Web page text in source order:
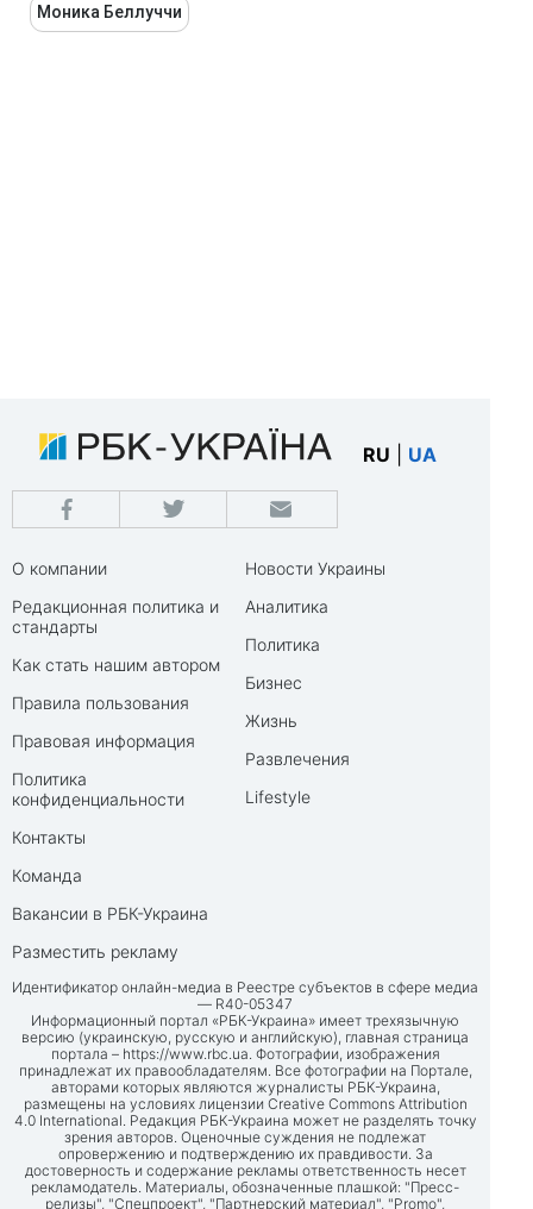
Моника Беллуччи
RU UA
О компании
Редакционная политика и
стандарты
Как стать нашим автором
Правила пользования
Правовая информация
Политика
конфиденциальности
Контакты
Команда
Вакансии в РБК-Украина
Разместить рекламу
Новости Украины
Аналитика
Политика
Бизнес
Жизнь
Развлечения
Lifestyle
Идентификатор онлайн-медиа в Реестре субъектов в сфере медиа
— R40-05347
Информационный портал «РБК-Украина» имеет трехязычную
версию (украинскую, русскую и английскую), главная страница
портала – https://www.rbc.ua . Фотографии, изображения
принадлежат их правообладателям. Все фотографии на Портале,
авторами которых являются журналисты РБК-Украина,
размещены на условиях лицензии Creative Commons Attribution
4.0 International. Редакция РБК-Украина может не разделять точку
зрения авторов. Оценочные суждения не подлежат
опровержению и подтверждению их правдивости. За
достоверность и содержание рекламы ответственность несет
рекламодатель. Материалы, обозначенные плашкой: "Пресс-
релизы", "Спецпроект", "Партнерский материал", "Promo",